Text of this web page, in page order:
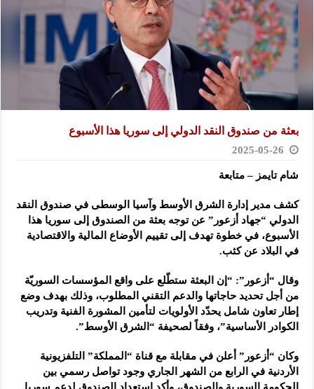
بعثة من صندوق النقد الدولي إلى سوريا هذا الأسبوع
2025-05-26
شام تايمز – متابعة
كشف مدير إدارة الشرق الأوسط وآسيا الوسطى في صندوق النقد
الدولي “جهاد أزعور” عن توجه بعثة من الصندوق إلى سوريا هذا
الأسبوع، في خطوة تهدف إلى تقييم الأوضاع المالية والاقتصادية
في البلاد عن كثب.
وقال “أزعور”: “إن البعثة ستطّلع على واقع المؤسسات السوريّة
من أجل تحديد حاجاتها والدعم التقني المطلوب، وذلك بهدف وضع
إطار تعاون شامل يحدّد الأولويات لتأمين المشورة الفنية وتدريب
الكوادر الأساسية”، وفقاً لصحيفة “الشرق الأوسط”.
وكان “أزعور” أعلن في مقابلة مع قناة “المملكة” التلفزيونية
الأردنية في الرابع من الشهر الجاري وجود تواصل رسمي بين
الحكومة السورية والصندوق، وأكد استعداد الصندوق لدعم سوريا.